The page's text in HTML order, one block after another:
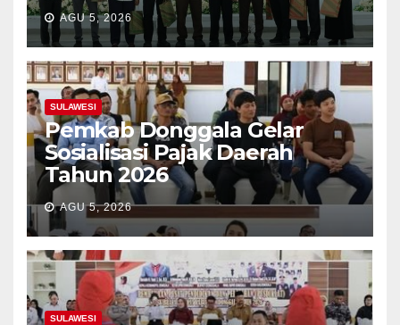
AGU 5, 2026
SULAWESI
Pemkab Donggala Gelar
Sosialisasi Pajak Daerah
Tahun 2026
AGU 5, 2026
SULAWESI